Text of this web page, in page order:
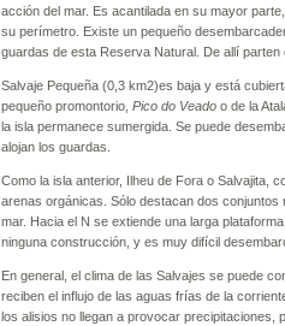
acción del mar. Es acantilada en su mayor
su perímetro. Existe un pequeño
guardas de esta Reserva Natural. De allí
Salvaje Pequeña (0,3 km2)es baja y está
pequeño promontorio, Pico do Veado o de la
la isla permanece sumergida. Se puede
alojan los guardas.
Como la isla anterior, Ilheu de Fora o Salvajita,
arenas orgánicas. Sólo destacan dos
mar. Hacia el N se extiende una larga
ninguna construcción, y es muy difícil
En general, el clima de las Salvajes se puede
reciben el influjo de las aguas frías de la
los alisios no llegan a provocar